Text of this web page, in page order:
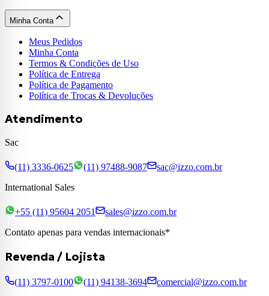
Minha Conta
Meus Pedidos
Minha Conta
Termos & Condições de Uso
Política de Entrega
Política de Pagamento
Política de Trocas & Devoluções
Atendimento
Sac
(11) 3336-0625 (11) 97488-9087
sac@izzo.com.br
International Sales
+55 (11) 95604 2051
sales@izzo.com.br
Contato apenas para vendas internacionais*
Revenda / Lojista
(11) 3797-0100 (11) 94138-3694
comercial@izzo.com.br